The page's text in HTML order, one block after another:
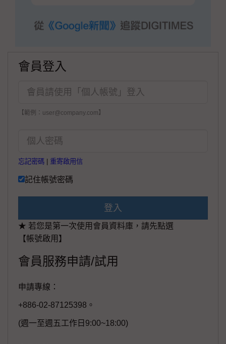
會員登入
【範例：user@company.com】
忘記密碼 重寄啟用信
記住帳號密碼
登入
★ 若您是第一次使用會員資料庫，請先點選
【帳號啟用】
會員服務申請/試用
申請專線：
+886-02-87125398。
(週一至週五工作日9:00~18:00)